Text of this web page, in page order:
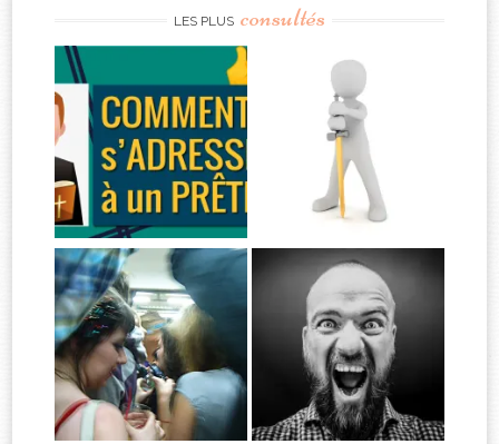
LES PLUS consultés